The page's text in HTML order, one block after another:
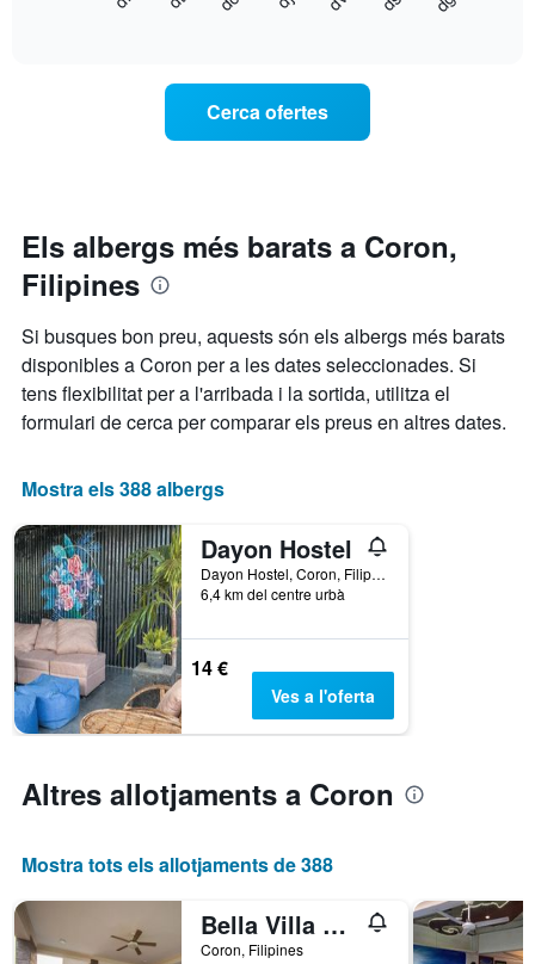
el
preu
mitjà
habitació
de
la
setmana
El
té
1
eix
X
que
els
de
la
setmana.
El
gràfic
té
1
eix
Y
que
preu
habitació
Cerca ofertes
Els albergs més barats a Coron,
Filipines
Si busques bon preu, aquests són els albergs més barats
disponibles a Coron per a les dates seleccionades. Si
tens flexibilitat per a l'arribada i la sortida, utilitza el
formulari de cerca per comparar els preus en altres dates.
Mostra els 388 albergs
Dayon Hostel
Dayon Hostel, Coron, Filipines
6,4 km del centre urbà
14 €
Ves a l'oferta
Altres allotjaments a Coron
Mostra tots els allotjaments de 388
Bella Villa Coron
Coron, Filipines